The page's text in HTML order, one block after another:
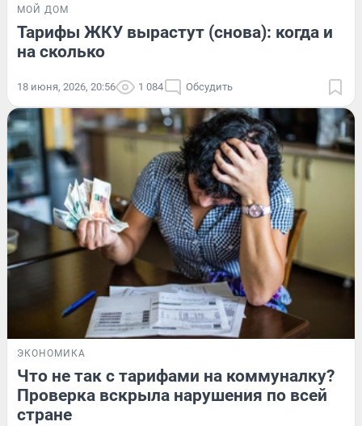
МОЙ ДОМ
Тарифы ЖКУ вырастут (снова): когда и
на сколько
18 июня, 2026, 20:56 1 084 Обсудить
ЭКОНОМИКА
Что не так с тарифами на коммуналку?
Проверка вскрыла нарушения по всей
стране